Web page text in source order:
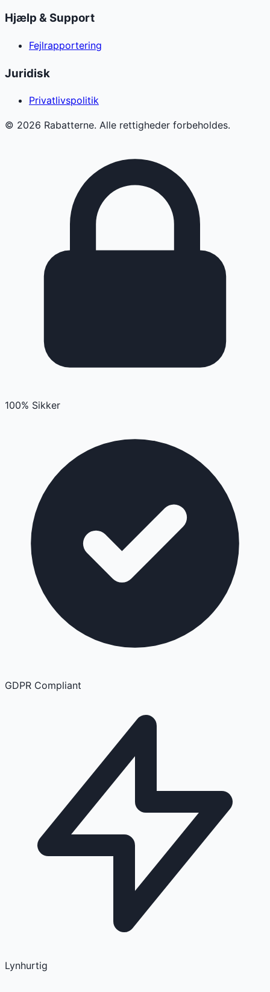
Hjælp & Support
Fejlrapportering
Juridisk
Privatlivspolitik
© 2026 Rabatterne. Alle rettigheder forbeholdes.
100% Sikker
GDPR Compliant
Lynhurtig